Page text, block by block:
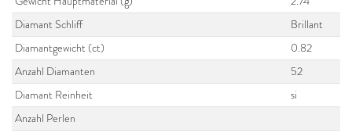
Diamant Schliff
Brillant
Diamantgewicht (ct)
0.82
Anzahl Diamanten
52
Diamant Reinheit
si
Anzahl Perlen